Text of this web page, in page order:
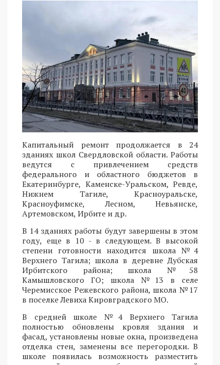
Капитальный ремонт продолжается в 24
зданиях школ Свердловской области. Работы
ведутся с привлечением средств
федерального и областного бюджетов в
Екатеринбурге, Каменске-Уральском, Ревде,
Нижнем Тагиле, Красноуральске,
Красноуфимске, Лесном, Невьянске,
Артемовском, Ирбите и др.
В 14 зданиях работы будут завершены в этом
году, еще в 10 - в следующем. В высокой
степени готовности находится школа №4
Верхнего Тагила; школа в деревне Дубская
Ирбитского района; школа №58
Камышловского ГО; школа №13 в селе
Черемисское Режевского района, школа №17
в поселке Левиха Кировградского МО.
В средней школе №4 Верхнего Тагила
полностью обновлены кровля здания и
фасад, установлены новые окна, произведена
отделка стен, заменены все перегородки. В
школе появилась возможность разместить